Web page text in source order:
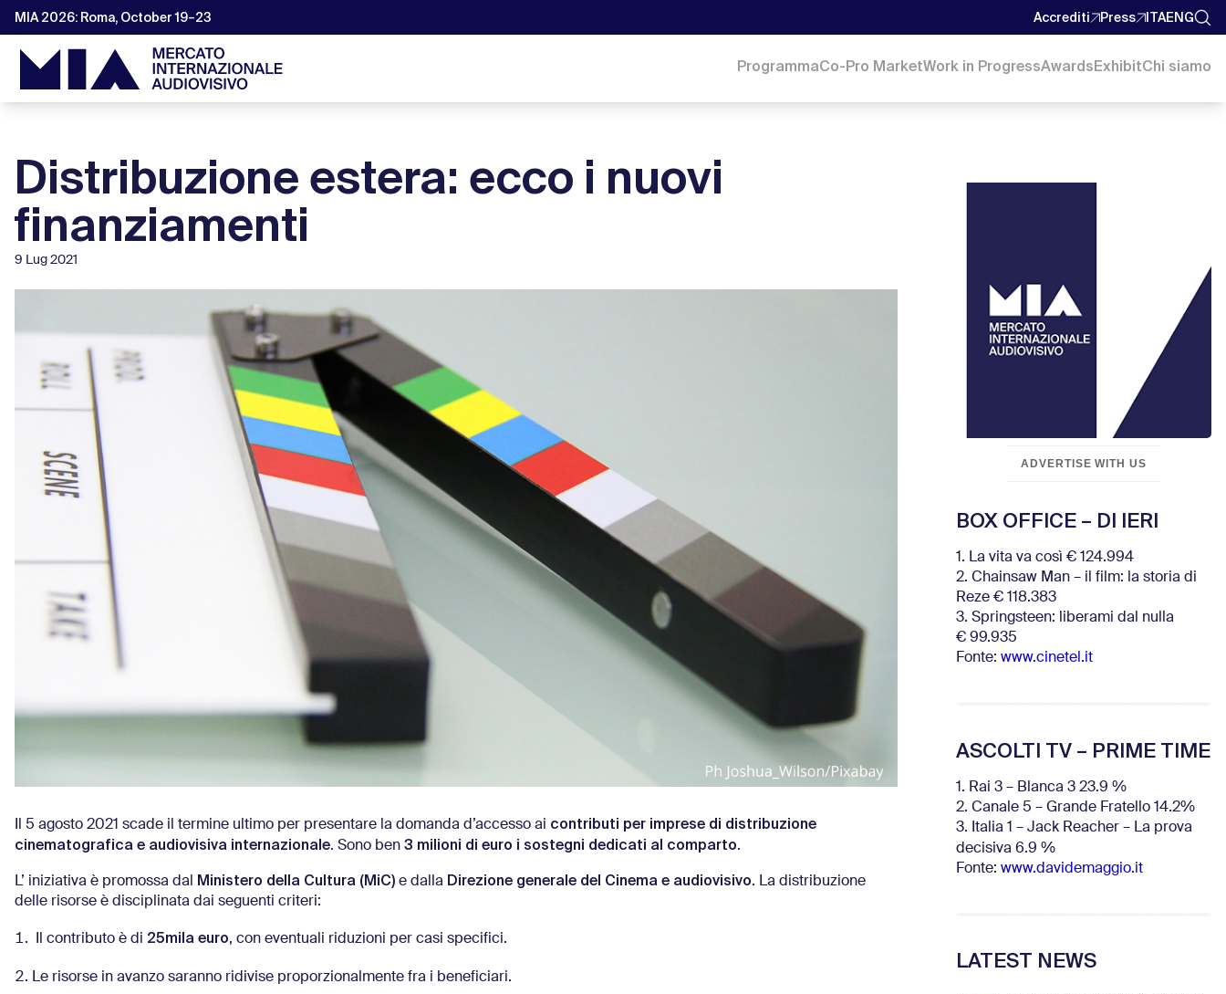
MIA 2026: Roma, October 19–23 Accrediti Press ITAENG
ProgrammaCo-Pro MarketWork in ProgressAwardsExhibitChi siamo
Distribuzione estera: ecco i nuovi
finanziamenti
9 Lug 2021
Il 5 agosto 2021 scade il termine ultimo per presentare la domanda d’accesso ai contributi per imprese di distribuzione
cinematografica e audiovisiva internazionale. Sono ben 3 milioni di euro i sostegni dedicati al comparto.
L’ iniziativa è promossa dal Ministero della Cultura (MiC) e dalla Direzione generale del Cinema e audiovisivo. La distribuzione
delle risorse è disciplinata dai seguenti criteri:
Il contributo è di 25mila euro, con eventuali riduzioni per casi specifici.
Le risorse in avanzo saranno ridivise proporzionalmente fra i beneficiari.
ADVERTISE WITH US
BOX OFFICE – DI IERI
1. La vita va così € 124.994
2. Chainsaw Man – il film: la storia di
Reze € 118.383
3. Springsteen: liberami dal nulla
€ 99.935
Fonte: www.cinetel.it
ASCOLTI TV – PRIME TIME
1. Rai 3 – Blanca 3 23.9 %
2. Canale 5 – Grande Fratello 14.2%
3. Italia 1 – Jack Reacher – La prova
decisiva 6.9 %
Fonte: www.davidemaggio.it
LATEST NEWS